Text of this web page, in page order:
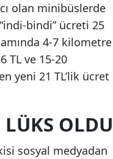
olan minibüslerde
bindi” ücreti 25
4-7 kilometre
TL ve 15-20
yeni 21 TL’lik ücret
OLDU
sosyal medyadan